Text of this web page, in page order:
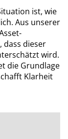
ist, wie
Aus unserer
dass dieser
wird.
die Grundlage
Klarheit